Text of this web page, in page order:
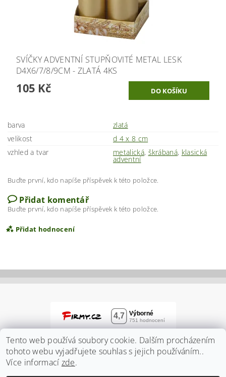
SVÍČKY ADVENTNÍ STUPŇOVITÉ METAL LESK
D4X6/7/8/9CM - ZLATÁ 4KS
105 Kč
barva
zlatá
velikost
d 4 x 8 cm
vzhled a tvar
metalická, škrábaná, klasická
adventní
Buďte první, kdo napíše příspěvek k této položce.
Přidat komentář
Buďte první, kdo napíše příspěvek k této položce.
Přidat hodnocení
Tento web používá soubory cookie. Dalším procházením
tohoto webu vyjadřujete souhlas s jejich používáním..
Více informací zde.